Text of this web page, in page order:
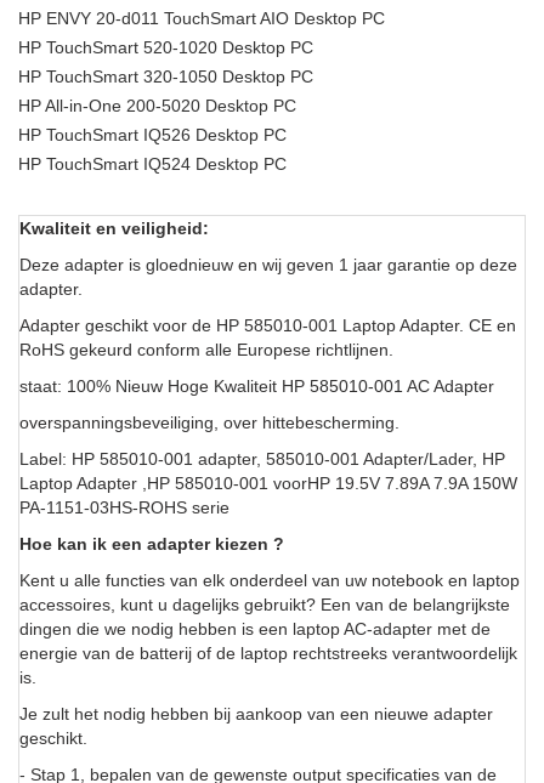
HP ENVY 20-d011 TouchSmart AIO Desktop PC
HP TouchSmart 520-1020 Desktop PC
HP TouchSmart 320-1050 Desktop PC
HP All-in-One 200-5020 Desktop PC
HP TouchSmart IQ526 Desktop PC
HP TouchSmart IQ524 Desktop PC
Kwaliteit en veiligheid:
Deze adapter is gloednieuw en wij geven 1 jaar garantie op deze
adapter.
Adapter geschikt voor de HP 585010-001 Laptop Adapter. CE en
RoHS gekeurd conform alle Europese richtlijnen.
staat: 100% Nieuw Hoge Kwaliteit HP 585010-001 AC Adapter
overspanningsbeveiliging, over hittebescherming.
Label: HP 585010-001 adapter, 585010-001 Adapter/Lader, HP
Laptop Adapter ,HP 585010-001 voorHP 19.5V 7.89A 7.9A 150W
PA-1151-03HS-ROHS serie
Hoe kan ik een adapter kiezen ?
Kent u alle functies van elk onderdeel van uw notebook en laptop
accessoires, kunt u dagelijks gebruikt? Een van de belangrijkste
dingen die we nodig hebben is een laptop AC-adapter met de
energie van de batterij of de laptop rechtstreeks verantwoordelijk
is.
Je zult het nodig hebben bij aankoop van een nieuwe adapter
geschikt.
- Stap 1, bepalen van de gewenste output specificaties van de